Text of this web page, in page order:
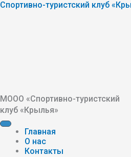
Перейти
Cпортивно-туристский клуб
МООО «Cпортивно-туристский
клуб «Крылья»
Главная
О нас
Контакты